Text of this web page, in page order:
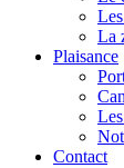
La
Plaisance
Contact